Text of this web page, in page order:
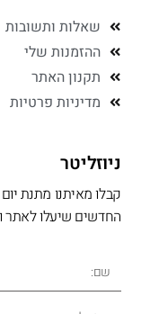
שאלות ותשובות
ההזמנות שלי
תקנון האתר
מדיניות פרטיות
ניוזליטר
קבלו מאיתנו מתנת
החדשים שיעלו לאתר